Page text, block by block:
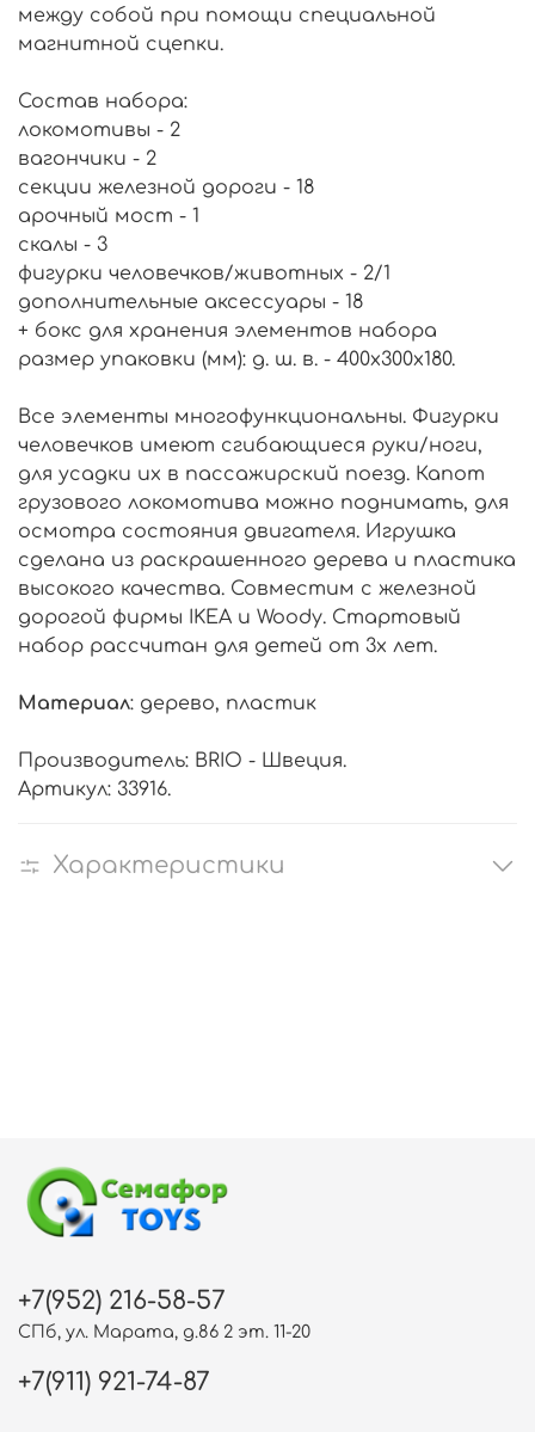
между собой при помощи специальной
магнитной сцепки.
Состав набора:
локомотивы - 2
вагончики - 2
секции железной дороги - 18
арочный мост - 1
скалы - 3
фигурки человечков/животных - 2/1
дополнительные аксессуары - 18
+ бокс для хранения элементов набора
размер упаковки (мм): д. ш. в. - 400х300х180.
Все элементы многофункциональны. Фигурки
человечков имеют сгибающиеся руки/ноги,
для усадки их в пассажирский поезд. Капот
грузового локомотива можно поднимать, для
осмотра состояния двигателя. Игрушка
сделана из раскрашенного дерева и пластика
высокого качества. Совместим с железной
дорогой фирмы IKEA и Woody. Стартовый
набор рассчитан для детей от 3х лет.
Материал: дерево, пластик
Производитель: BRIO - Швеция.
Артикул: 33916.
Характеристики
+7(952) 216-58-57
СПб, ул. Марата, д.86 2 эт. 11-20
+7(911) 921-74-87